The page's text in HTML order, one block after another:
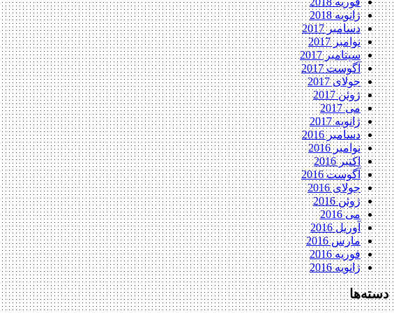
ژانویه 2018
دسامبر 2017
نوامبر 2017
سپتامبر 2017
آگوست 2017
جولای 2017
ژوئن 2017
می 2017
ژانویه 2017
دسامبر 2016
نوامبر 2016
اکتبر 2016
آگوست 2016
جولای 2016
ژوئن 2016
می 2016
آوریل 2016
مارس 2016
فوریه 2016
ژانویه 2016
دسته‌ها